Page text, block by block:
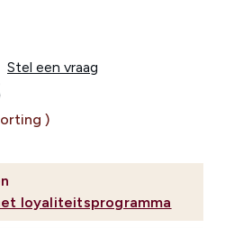
Stel een vraag
loyaliteitsprogramma
RETAIL PRICE:
PRIJS:
)